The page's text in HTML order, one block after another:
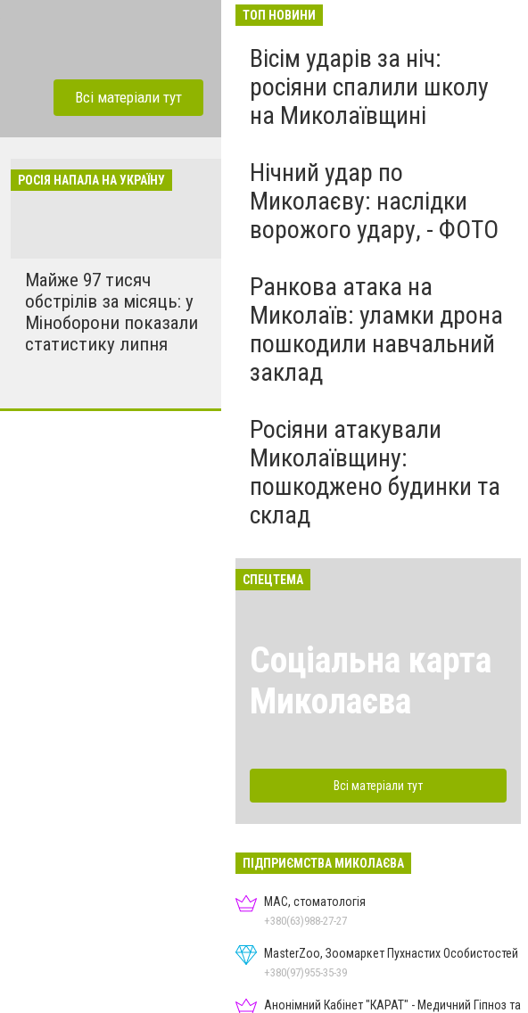
Всі матеріали тут
РОСІЯ НАПАЛА НА УКРАЇНУ
Майже 97 тисяч
обстрілів за місяць: у
Міноборони показали
статистику липня
ТОП НОВИНИ
Вісім ударів за ніч:
росіяни спалили школу
на Миколаївщині
Нічний удар по
Миколаєву: наслідки
ворожого удару, - ФОТО
Ранкова атака на
Миколаїв: уламки дрона
пошкодили навчальний
заклад
Росіяни атакували
Миколаївщину:
пошкоджено будинки та
склад
СПЕЦТЕМА
Соціальна карта
Миколаєва
Всі матеріали тут
ПІДПРИЄМСТВА МИКОЛАЄВА
МАС, стоматологія
+380(63)988-27-27
MasterZoo, Зоомаркет Пухнастих Особистостей
+380(97)955-35-39
Анонімний Кабінет "КАРАТ" - Медичний Гіпноз та